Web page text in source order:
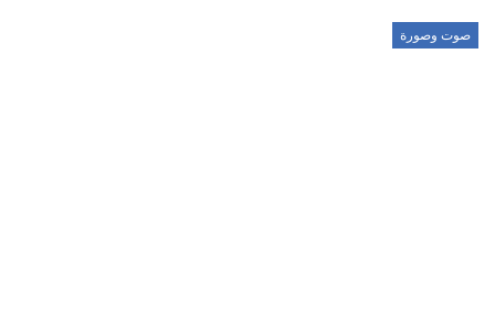
صوت وصورة